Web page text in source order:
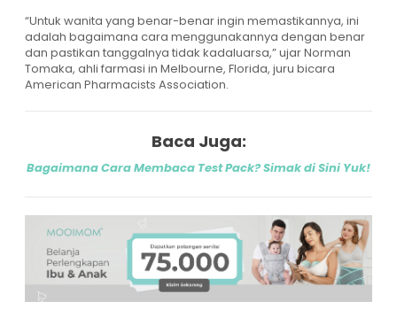
“Untuk wanita yang benar-benar ingin memastikannya, ini
adalah bagaimana cara menggunakannya dengan benar
dan pastikan tanggalnya tidak kadaluarsa,” ujar Norman
Tomaka, ahli farmasi in Melbourne, Florida, juru bicara
American Pharmacists Association.
Baca Juga:
Bagaimana Cara Membaca Test Pack? Simak di Sini Yuk!